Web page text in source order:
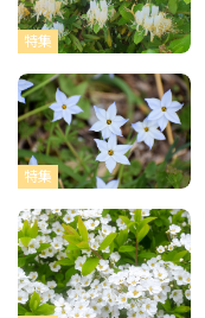
特集
特集